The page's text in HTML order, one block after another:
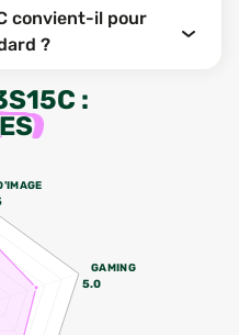
convient-il pour
?
:
GAMING
5.0